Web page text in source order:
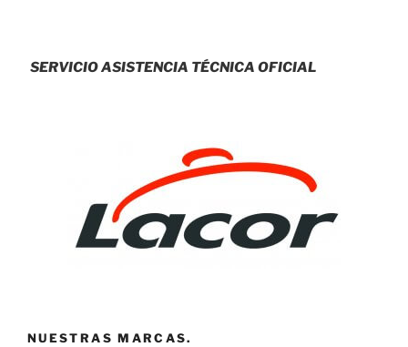
SERVICIO ASISTENCIA TÉCNICA OFICIAL
NUESTRAS MARCAS.